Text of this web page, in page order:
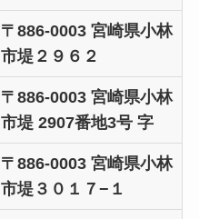
〒886-0003 宮崎県小林
市堤２９６２
〒886-0003 宮崎県小林
市堤 2907番地3号 字
〒886-0003 宮崎県小林
市堤３０１７−１